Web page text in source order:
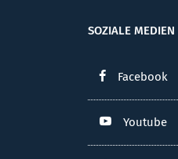
SOZIALE MEDIEN
Facebook
Youtube